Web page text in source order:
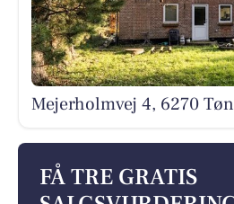
Mejerholmvej 4, 6270
FÅ TRE GRATIS